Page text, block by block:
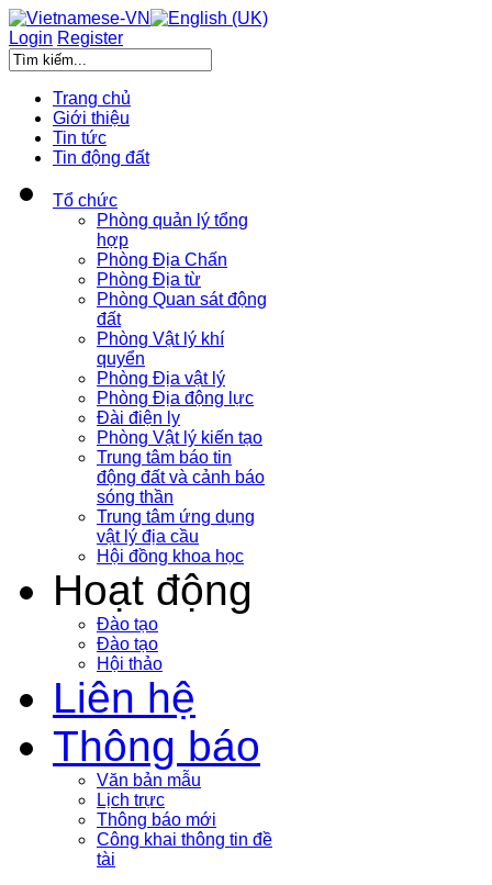
Login Register
Trang chủ
Giới thiệu
Tin tức
Tin động đất
Tổ chức
Phòng quản lý tổng
hợp
Phòng Địa Chấn
Phòng Địa từ
Phòng Quan sát động
đất
Phòng Vật lý khí
quyển
Phòng Địa vật lý
Phòng Địa động lực
Đài điện ly
Phòng Vật lý kiến tạo
Trung tâm báo tin
động đất và cảnh báo
sóng thần
Trung tâm ứng dụng
vật lý địa cầu
Hội đồng khoa học
Hoạt động
Đào tạo
Đào tạo
Hội thảo
Liên hệ
Thông báo
Văn bản mẫu
Lịch trực
Thông báo mới
Công khai thông tin đề
tài